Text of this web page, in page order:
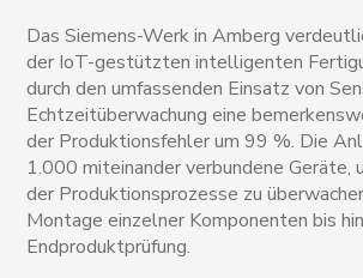
Das Siemens-Werk in Amberg
der IoT-gestützten intelligenten
durch den umfassenden Einsatz von
Echtzeitüberwachung eine
der Produktionsfehler um 99 %. Die
1.000 miteinander verbundene Geräte,
der Produktionsprozesse zu
Montage einzelner Komponenten bis
Endproduktprüfung.